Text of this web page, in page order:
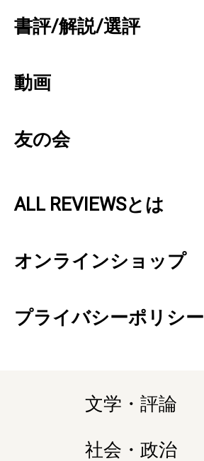
書評/解説/選評
動画
友の会
ALL REVIEWSとは
オンラインショップ
プライバシーポリシー
文学・評論
社会・政治